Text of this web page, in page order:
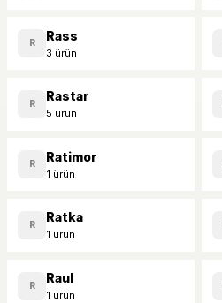
R Rass
3 ürün
R Rastar
5 ürün
R Ratimor
1 ürün
R Ratka
1 ürün
R Raul
1 ürün